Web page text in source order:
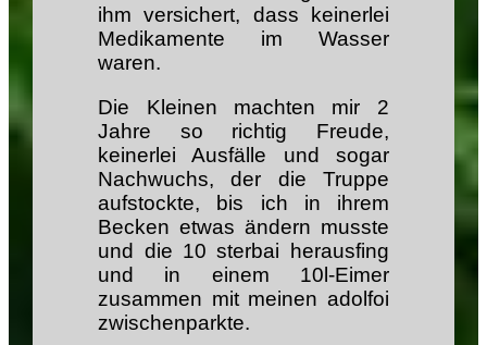
ihm versichert, dass keinerlei
Medikamente im Wasser
waren.
Die Kleinen machten mir 2
Jahre so richtig Freude,
keinerlei Ausfälle und sogar
Nachwuchs, der die Truppe
aufstockte, bis ich in ihrem
Becken etwas ändern musste
und die 10 sterbai herausfing
und in einem 10l-Eimer
zusammen mit meinen adolfoi
zwischenparkte.